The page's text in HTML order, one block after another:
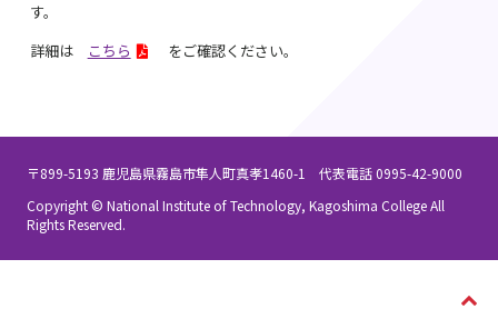
す。
詳細は
こちら をご確認ください。
〒899-5193 鹿児島県霧島市隼人町真孝1460-1 代表電話 0995-42-9000
Copyright © National Institute of Technology, Kagoshima College All
Rights Reserved.